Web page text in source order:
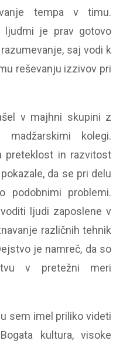
tempa v timu.
ljudmi je prav gotovo
saj vodi k
reševanju izzivov pri
v majhni skupini z
madžarskimi kolegi.
preteklost in razvitost
da se pri delu
podobnimi problemi.
ljudi zaposlene v
različnih tehnik
je namreč, da so
v pretežni meri
sem imel priliko videti
kultura, visoke